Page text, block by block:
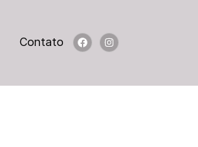
Contato